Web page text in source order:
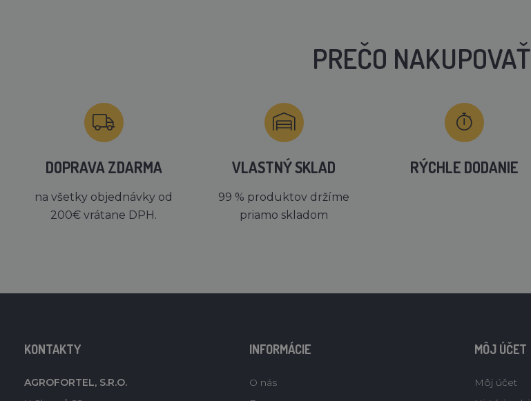
PREČO
DOPRAVA ZDARMA
na všetky objednávky od
200€ vrátane DPH.
VLASTNÝ SKLAD
99 % produktov držíme
priamo skladom
RÝCHLE DODANIE
KONTAKTY
AGROFORTEL, S.R.O.
INFORMÁCIE
O nás
MÔJ ÚČET
Môj účet